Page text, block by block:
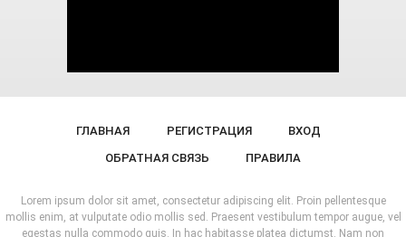
ГЛАВНАЯ РЕГИСТРАЦИЯ
ВХОД
ОБРАТНАЯ СВЯЗЬ
ПРАВИЛА
Lorem ipsum dolor sit amet, consectetur adipiscing elit. Proin pellentesque
mollis enim, at vulputate odio mollis sed. Praesent vestibulum tempor augue, vel
egestas nulla commodo quis. In hac habitasse platea dictumst. Nam non